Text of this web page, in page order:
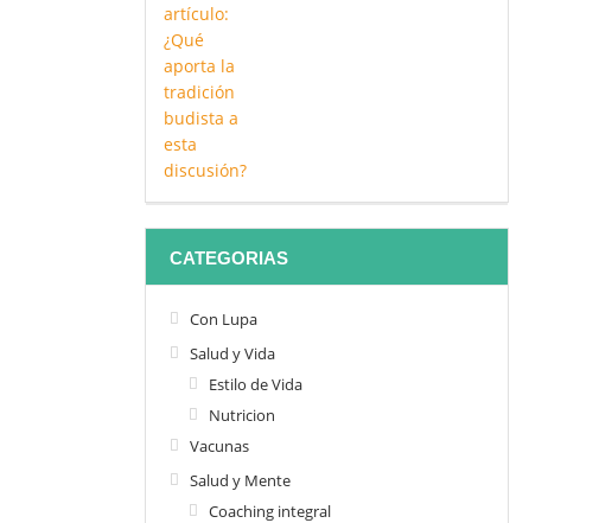
CATEGORIAS
Con Lupa
Salud y Vida
Estilo de Vida
Nutricion
Vacunas
Salud y Mente
Coaching integral